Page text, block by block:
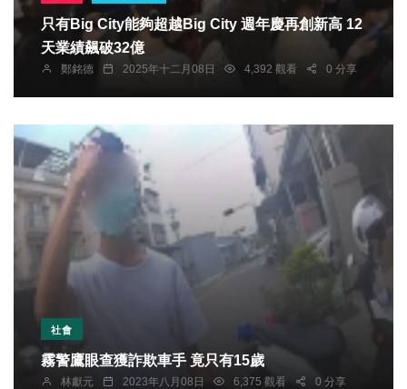
只有Big City能夠超越Big City 週年慶再創新高 12
天業績飆破32億
鄭銘德 2025年十二月08日 4,392 觀看 0 分享
社會
霧警鷹眼查獲詐欺車手 竟只有15歲
林獻元 2023年八月08日 6,375 觀看 0 分享